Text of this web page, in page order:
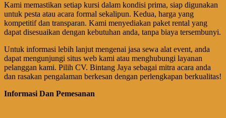
Kami memastikan setiap kursi dalam kondisi prima, siap digunakan
untuk pesta atau acara formal sekalipun. Kedua, harga yang
kompetitif dan transparan. Kami menyediakan paket rental yang
dapat disesuaikan dengan kebutuhan anda, tanpa biaya tersembunyi.
Untuk informasi lebih lanjut mengenai jasa sewa alat event, anda
dapat mengunjungi situs web kami atau menghubungi layanan
pelanggan kami. Pilih CV. Bintang Jaya sebagai mitra acara anda
dan rasakan pengalaman berkesan dengan perlengkapan berkualitas!
Informasi Dan Pemesanan